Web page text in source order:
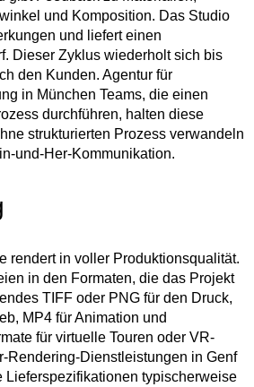
und Komposition. Das Studio
und liefert einen
Dieser Zyklus wiederholt sich bis
den Kunden. Agentur für
in München Teams, die einen
durchführen, halten diese
strukturierten Prozess verwandeln
und-Her-Kommunikation.
rendert in voller Produktionsqualität.
in den Formaten, die das Projekt
TIFF oder PNG für den Druck,
MP4 für Animation und
für virtuelle Touren oder VR-
Rendering-Dienstleistungen in Genf
Lieferspezifikationen typischerweise